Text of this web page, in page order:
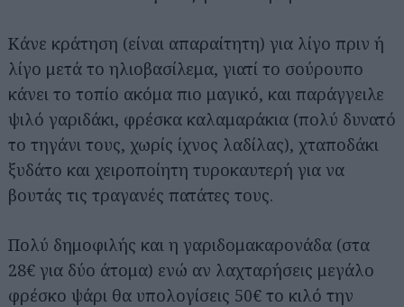
Κάνε κράτηση (είναι απαραίτητη) για λίγο πριν ή
λίγο μετά το ηλιοβασίλεμα, γιατί το σούρουπο
κάνει το τοπίο ακόμα πιο μαγικό, και παράγγειλε
ψιλό γαριδάκι, φρέσκα καλαμαράκια (πολύ δυνατό
το τηγάνι τους, χωρίς ίχνος λαδίλας), χταποδάκι
ξυδάτο και χειροποίητη τυροκαυτερή για να
βουτάς τις τραγανές πατάτες τους.
Πολύ δημοφιλής και η γαριδομακαρονάδα (στα
28€ για δύο άτομα) ενώ αν λαχταρήσεις μεγάλο
φρέσκο ψάρι θα υπολογίσεις 50€ το κιλό την